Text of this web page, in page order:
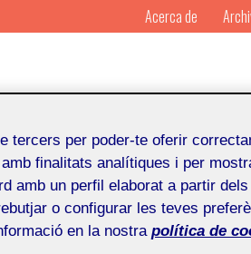
Acerca de
tercers per poder-te oferir
finalitats analítiques i per
amb un perfil elaborat a partir
o configurar les teves
en la nostra política de